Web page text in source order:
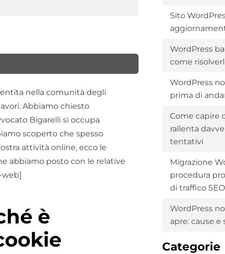
nella comunità degli
Abbiamo chiesto
Bigarelli si occupa
scoperto che spesso
attività online, ecco le
abbiamo posto con le relative
web]
è
Sito
WordPress
come
WordPress
prima di
Come capire
rallenta
tentativi
Migrazione
procedura
di traffico SEO
WordPress
apre: cause e
Categorie